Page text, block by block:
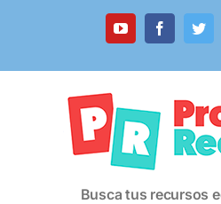
YouTubeFacebook
Busca tus recursos